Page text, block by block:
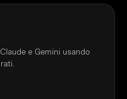
e Gemini usando